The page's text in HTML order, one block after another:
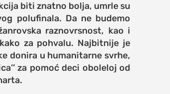
biti znatno bolja, umrle su
polufinala. Da ne budemo
raznovrsnost, kao i
za pohvalu. Najbitnije je
donira u humanitarne svrhe,
za pomoć deci oboleloj od